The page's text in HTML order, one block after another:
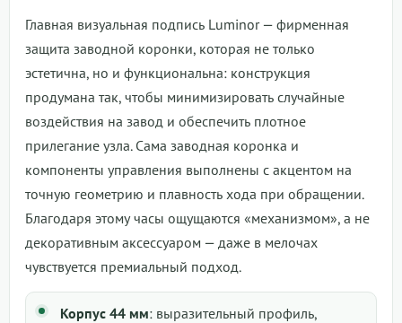
Главная визуальная подпись Luminor — фирменная
защита заводной коронки, которая не только
эстетична, но и функциональна: конструкция
продумана так, чтобы минимизировать случайные
воздействия на завод и обеспечить плотное
прилегание узла. Сама заводная коронка и
компоненты управления выполнены с акцентом на
точную геометрию и плавность хода при обращении.
Благодаря этому часы ощущаются «механизмом», а не
декоративным аксессуаром — даже в мелочах
чувствуется премиальный подход.
Корпус 44 мм: выразительный профиль,